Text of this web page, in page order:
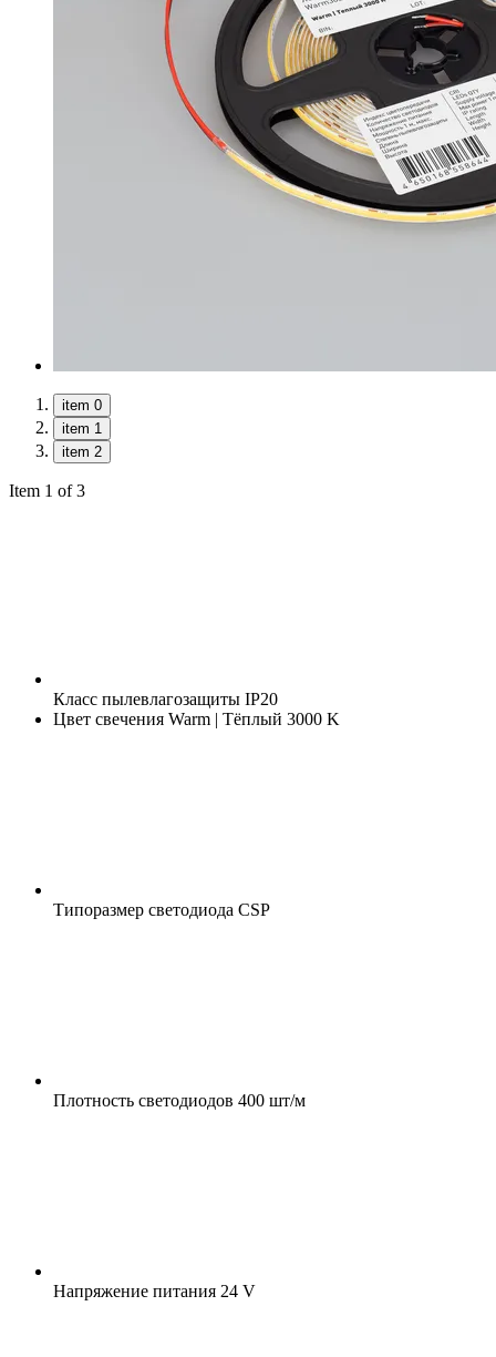
item 0
item 1
item 2
Item 1 of 3
Класс пылевлагозащиты IP20
Цвет свечения Warm | Тёплый 3000 K
Типоразмер светодиода CSP
Плотность светодиодов 400 шт/м
Напряжение питания 24 V